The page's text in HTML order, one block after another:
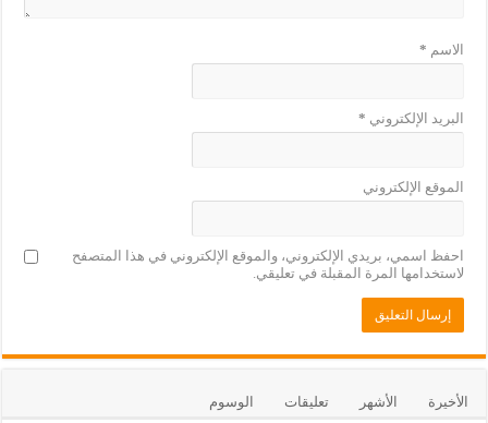
الاسم *
البريد الإلكتروني *
الموقع الإلكتروني
احفظ اسمي، بريدي الإلكتروني، والموقع الإلكتروني في هذا المتصفح
لاستخدامها المرة المقبلة في تعليقي.
الأخيرة الأشهر تعليقات الوسوم